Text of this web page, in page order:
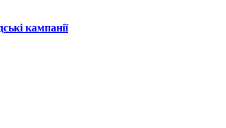
кампанії